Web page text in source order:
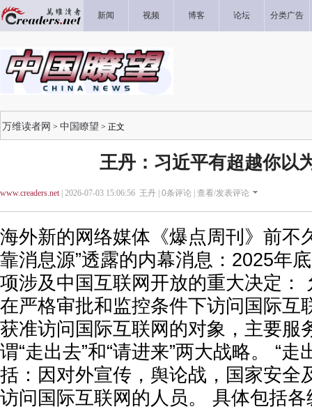
新闻 视频 博客 论坛 分类广告
万维读者网 > 中国瞭望 > 正文
王丹：习近平有超越你以
www.creaders.net| 2026-07-03 15:06:56 王丹 | 0条评论 | 查看/发表评论
海外新的网络媒体《爆点周刊》前不
靠消息源”透露的内幕消息：2025年
项涉及中国互联网开放的重大决定：
在严格审批和监控条件下访问国际互
获准访问国际互联网的对象，主要服
谓“走出去”和“请进来”两大战略。 “走
括：因对外宣传，舆论战，国家安全
访问国际互联网的人员。 具体包括